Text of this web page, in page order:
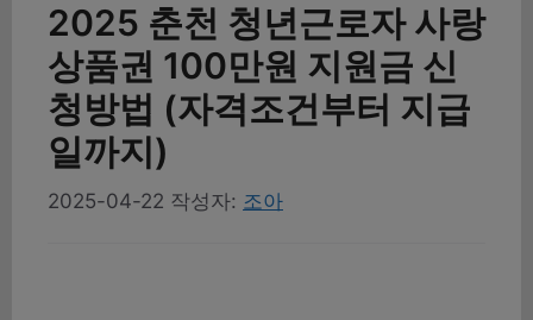
2025 춘천 청년근로자 사랑
상품권 100만원 지원금 신
청방법 (자격조건부터 지급
일까지)
2025-04-22 작성자: 조아